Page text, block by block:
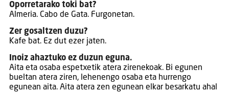
Oporretarako toki bat?
Almeria. Cabo de Gata. Furgonetan.
Zer gosaltzen duzu?
Kafe bat. Ez dut ezer jaten.
Inoiz ahaztuko ez duzun eguna.
Aita eta osaba espetxetik atera zirenekoak. Bi egunen
bueltan atera ziren, lehenengo osaba eta hurrengo
egunean aita. Aita atera zen egunean elkar besarkatu ahal